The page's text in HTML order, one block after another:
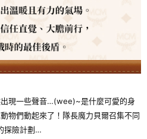
現一些聲音…(wee)~是什麼可愛的身
物們動起來了！隊長魔力貝爾召集不同
探險計劃…